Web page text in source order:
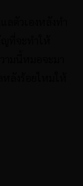
ที่จะทำให้
ามนี้หมอจะมา
ลังร้อยไหมให้